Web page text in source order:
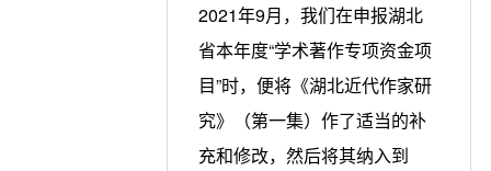
2021年9月，我们在申报湖北
省本年度“学术著作专项资金项
目”时，便将《湖北近代作家研
究》（第一集）作了适当的补
充和修改，然后将其纳入到